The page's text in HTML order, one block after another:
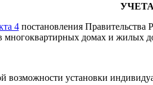
4постановления Правительства
многоквартирных домах и жилых
возможности установки